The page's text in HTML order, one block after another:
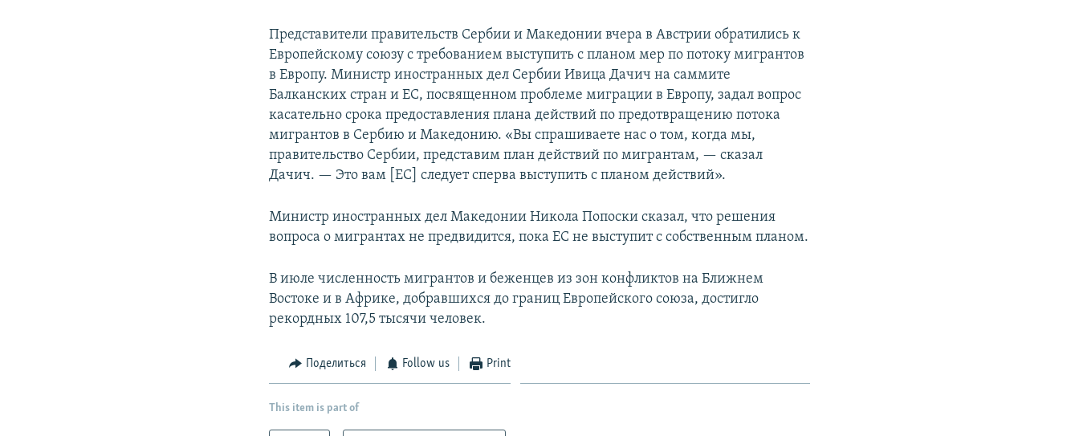
Представители правительств Сербии и Македонии вчера в Австрии обратились к
Европейскому союзу с требованием выступить с планом мер по потоку мигрантов
в Европу. Министр иностранных дел Сербии Ивица Дачич на саммите
Балканских стран и ЕС, посвященном проблеме миграции в Европу, задал вопрос
касательно срока предоставления плана действий по предотвращению потока
мигрантов в Сербию и Македонию. «Вы спрашиваете нас о том, когда мы,
правительство Сербии, представим план действий по мигрантам, — сказал
Дачич. — Это вам [ЕС] следует сперва выступить с планом действий».
Министр иностранных дел Македонии Никола Попоски сказал, что решения
вопроса о мигрантах не предвидится, пока ЕС не выступит с собственным планом.
В июле численность мигрантов и беженцев из зон конфликтов на Ближнем
Востоке и в Африке, добравшихся до границ Европейского союза, достигло
рекордных 107,5 тысячи человек.
Поделиться Follow us Print
This item is part of